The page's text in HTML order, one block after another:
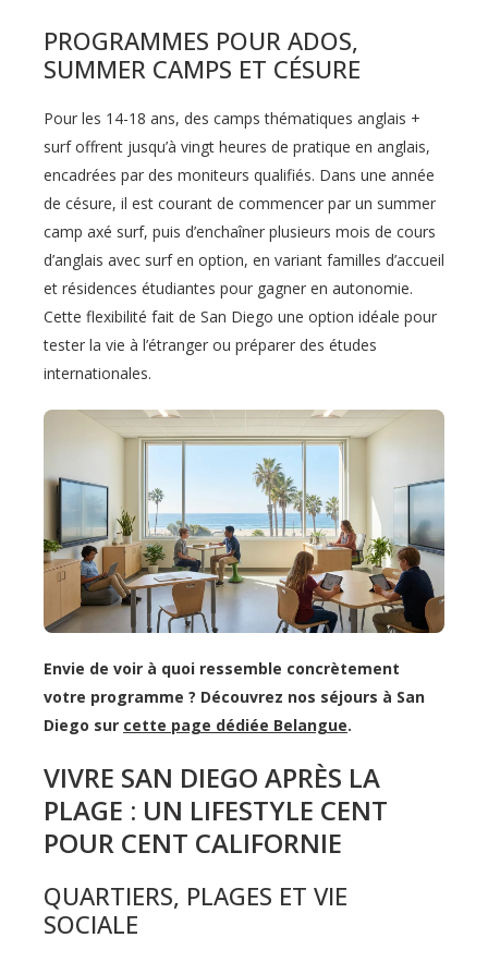
PROGRAMMES POUR ADOS,
SUMMER CAMPS ET CÉSURE
Pour les 14-18 ans, des camps thématiques anglais +
surf offrent jusqu’à vingt heures de pratique en anglais,
encadrées par des moniteurs qualifiés. Dans une année
de césure, il est courant de commencer par un summer
camp axé surf, puis d’enchaîner plusieurs mois de cours
d’anglais avec surf en option, en variant familles d’accueil
et résidences étudiantes pour gagner en autonomie.
Cette flexibilité fait de San Diego une option idéale pour
tester la vie à l’étranger ou préparer des études
internationales.
Envie de voir à quoi ressemble concrètement
votre programme ? Découvrez nos séjours à San
Diego sur cette page dédiée Belangue.
VIVRE SAN DIEGO APRÈS LA
PLAGE : UN LIFESTYLE CENT
POUR CENT CALIFORNIE
QUARTIERS, PLAGES ET VIE
SOCIALE